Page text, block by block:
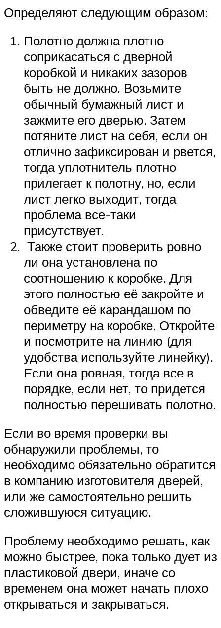
Определяют следующим образом:
Полотно должна плотно
соприкасаться с дверной
коробкой и никаких зазоров
быть не должно. Возьмите
обычный бумажный лист и
зажмите его дверью. Затем
потяните лист на себя, если он
отлично зафиксирован и рвется,
тогда уплотнитель плотно
прилегает к полотну, но, если
лист легко выходит, тогда
проблема все-таки
присутствует.
Также стоит проверить ровно
ли она установлена по
соотношению к коробке. Для
этого полностью её закройте и
обведите её карандашом по
периметру на коробке. Откройте
и посмотрите на линию (для
удобства используйте линейку).
Если она ровная, тогда все в
порядке, если нет, то придется
полностью перешивать полотно.
Если во время проверки вы
обнаружили проблемы, то
необходимо обязательно обратится
в компанию изготовителя дверей,
или же самостоятельно решить
сложившуюся ситуацию.
Проблему необходимо решать, как
можно быстрее, пока только дует из
пластиковой двери, иначе со
временем она может начать плохо
открываться и закрываться.